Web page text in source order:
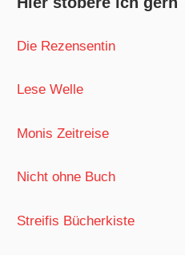
Die Rezensentin
Lese Welle
Monis Zeitreise
Nicht ohne Buch
Streifis Bücherkiste